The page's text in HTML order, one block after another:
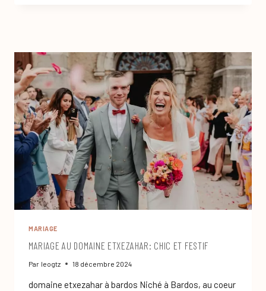
MARIAGE
MARIAGE AU DOMAINE ETXEZAHAR: CHIC ET FESTIF
Par leogtz 18 décembre 2024
domaine etxezahar à bardos Niché à Bardos, au coeur